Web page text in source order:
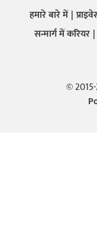
हमारे बारे में
सन्मार्ग में करियर
©